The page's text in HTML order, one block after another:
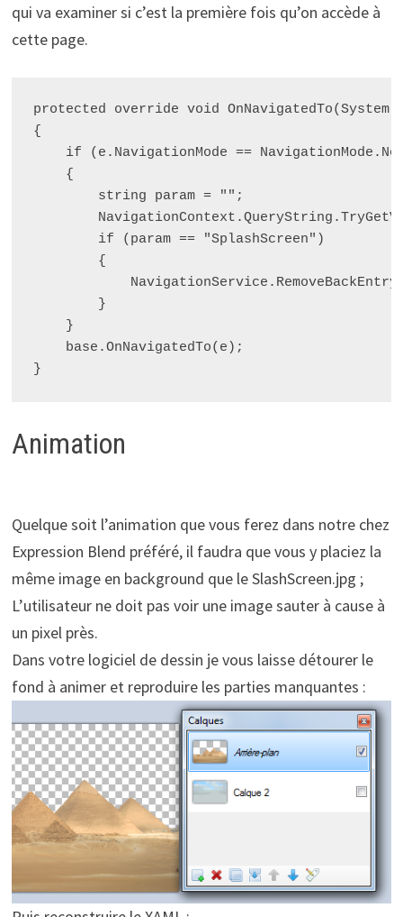
qui va examiner si c’est la première fois qu’on accède à
cette page.
protected override void
{
if (e.NavigationMode ==
    {
        string param = "";
        if (param == "SplashScreen")
        {
        }
    }
    base.OnNavigatedTo(e);
Animation
Quelque soit l’animation que vous ferez dans notre chez
Expression Blend préféré, il faudra que vous y placiez la
même image en background que le SlashScreen.jpg ;
L’utilisateur ne doit pas voir une image sauter à cause à
un pixel près.
Dans votre logiciel de dessin je vous laisse détourer le
fond à animer et reproduire les parties manquantes :